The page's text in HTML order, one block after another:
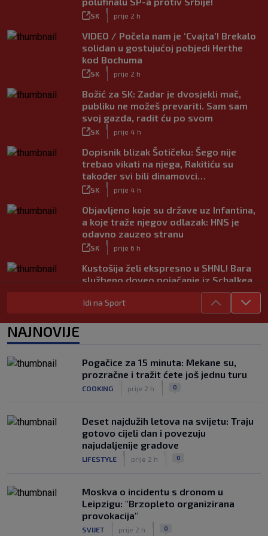
SK prije 2 h
VIDEO / Počela nam je ‘Cvajta’! Brekalo
solidan u gostujućoj pobjedi Herthe
kod Bochuma
SK prije 2 h
Božić za SK: Zadar je dvosjekli mač,
publiku ne možeš prevariti. Sam sam
svoj gazda, radit ću po svom
SK prije 4 h
Dopisnik blizak Šotičeku: Šego nije
trebao vikati na njega, Rakitiću su
također svi bili dinamovci…
SK prije 4 h
Objavljeno koje su države uz Infantina,
a koje traže njegov odlazak: HNS je
odavno zauzeo stranu
SK prije 6 h
Kustošija želi ekspresno u SHNL! Bara
službeno doveo pojačanje iz Schalkea
Tomiyasu se vraća u Premier ligu,
postat će suigrač bivšeg Vatrenog
Veliko priznanje za hrvatskog
stručnjaka: Jurica Žuža novi je pomoćni
trener Barcelone
|
prije 4 h
Idi na Sport
NAJNOVIJE
Pogačice za 15 minuta: Mekane su,
prozračne i tražit ćete još jednu turu
COOKING prije 2 h 0
Deset najdužih letova na svijetu: Traju
gotovo cijeli dan i povezuju
najudaljenije gradove
LIFESTYLE prije 2 h 0
Moskva o incidentu s dronom u
Leipzigu: "Brzopleto organizirana
provokacija"
SVIJET prije 2 h 0